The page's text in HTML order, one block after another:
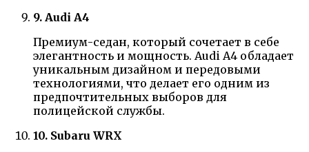
9. Audi A4
Премиум-седан, который сочетает в себе
элегантность и мощность. Audi A4 обладает
уникальным дизайном и передовыми
технологиями, что делает его одним из
предпочтительных выборов для
полицейской службы.
10. Subaru WRX